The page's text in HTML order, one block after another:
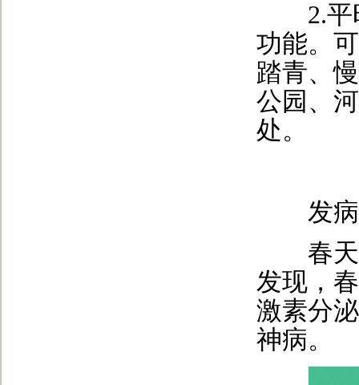
2.平时
功能。
踏青、
公园、
处。
发病
春天
发现，
激素分
神病。